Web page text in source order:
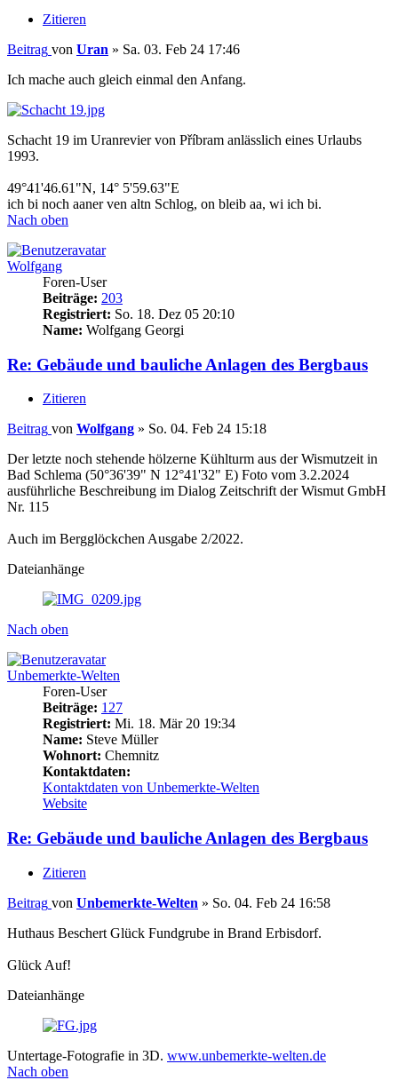
Zitieren
Beitrag von Uran » Sa. 03. Feb 24 17:46
Ich mache auch gleich einmal den Anfang.
Schacht 19 im Uranrevier von Příbram anlässlich eines Urlaubs
1993.
49°41'46.61"N, 14° 5'59.63"E
ich bi noch aaner ven altn Schlog, on bleib aa, wi ich bi.
Nach oben
Wolfgang
Foren-User
Beiträge: 203
Registriert: So. 18. Dez 05 20:10
Name: Wolfgang Georgi
Re: Gebäude und bauliche Anlagen des Bergbaus
Zitieren
Beitrag von Wolfgang » So. 04. Feb 24 15:18
Der letzte noch stehende hölzerne Kühlturm aus der Wismutzeit in
Bad Schlema (50°36'39" N 12°41'32" E) Foto vom 3.2.2024
ausführliche Beschreibung im Dialog Zeitschrift der Wismut GmbH
Nr. 115
Auch im Bergglöckchen Ausgabe 2/2022.
Dateianhänge
Nach oben
Unbemerkte-Welten
Foren-User
Beiträge: 127
Registriert: Mi. 18. Mär 20 19:34
Name: Steve Müller
Wohnort: Chemnitz
Kontaktdaten:
Kontaktdaten von Unbemerkte-Welten
Website
Re: Gebäude und bauliche Anlagen des Bergbaus
Zitieren
Beitrag von Unbemerkte-Welten » So. 04. Feb 24 16:58
Huthaus Beschert Glück Fundgrube in Brand Erbisdorf.
Glück Auf!
Dateianhänge
Untertage-Fotografie in 3D. www.unbemerkte-welten.de
Nach oben